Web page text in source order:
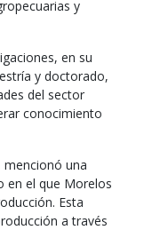
y
en su
y doctorado,
del sector
conocimiento
mencionó una
en el que Morelos
Esta
a través